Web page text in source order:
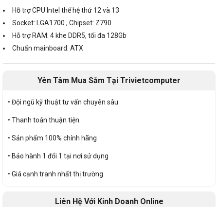
Hỗ trợ CPU Intel thế hệ thứ 12 và 13
Socket: LGA1700 , Chipset: Z790
Hỗ trợ RAM: 4 khe DDR5, tối đa 128Gb
Chuẩn mainboard: ATX
Yên Tâm Mua Sắm Tại Trivietcomputer
• Đội ngũ kỹ thuật tư vấn chuyên sâu
• Thanh toán thuận tiện
• Sản phẩm 100% chính hãng
• Bảo hành 1 đổi 1 tại nơi sử dụng
• Giá cạnh tranh nhất thị trường
Liên Hệ Với Kinh Doanh Online